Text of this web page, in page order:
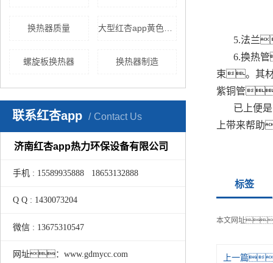
换热器质量
螺旋板换热器 换热器制造
联系红杏app Contact Us
济南红杏app热力环保设备有限公司
手机 : 15589935888 18653132888
Q Q : 1430073204
微信 : 13675310547
网址：www.gdmycc.com
5.法兰
6.换热
束。其
紫铜管
已上便
上带来帮
标签
本文网址
上一篇